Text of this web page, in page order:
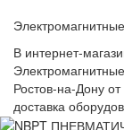
В интернет-
Ростов-на-Дону
доставка